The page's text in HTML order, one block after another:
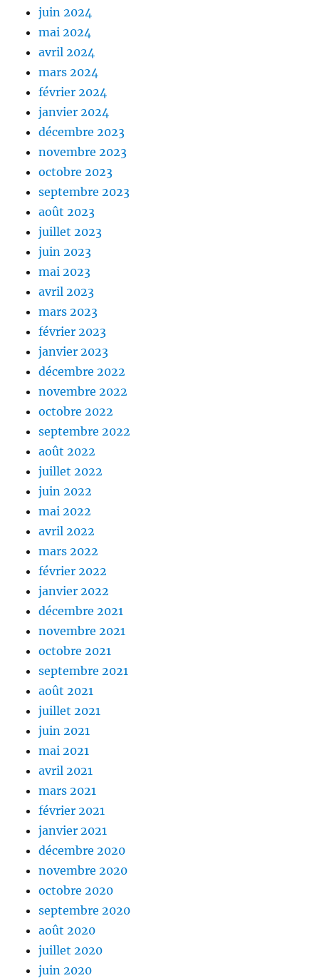
juin 2024
mai 2024
avril 2024
mars 2024
février 2024
janvier 2024
décembre 2023
novembre 2023
octobre 2023
septembre 2023
août 2023
juillet 2023
juin 2023
mai 2023
avril 2023
mars 2023
février 2023
janvier 2023
décembre 2022
novembre 2022
octobre 2022
septembre 2022
août 2022
juillet 2022
juin 2022
mai 2022
avril 2022
mars 2022
février 2022
janvier 2022
décembre 2021
novembre 2021
octobre 2021
septembre 2021
août 2021
juillet 2021
juin 2021
mai 2021
avril 2021
mars 2021
février 2021
janvier 2021
décembre 2020
novembre 2020
octobre 2020
septembre 2020
août 2020
juillet 2020
juin 2020